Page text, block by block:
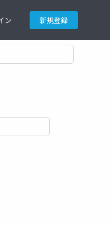
ン 新規登録